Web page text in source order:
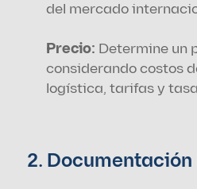
del mercado
Precio: Determine un
considerando costos
logística, tarifas y
2.